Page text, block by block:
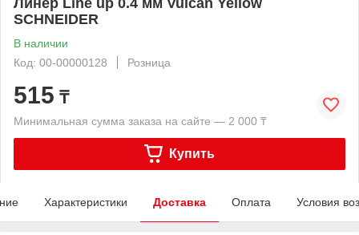
SCHNEIDER
В наличии
Код: 00-00000128
Розница
515 ₸
Минимальная сумма заказа на сайте — 2 000 ₸
Купить
Характеристики Доставка Оплата Условия